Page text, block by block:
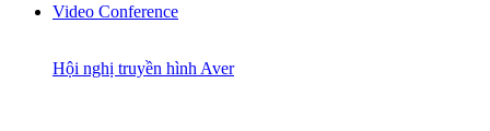
Video Conference
Hội nghị truyền hình Aver